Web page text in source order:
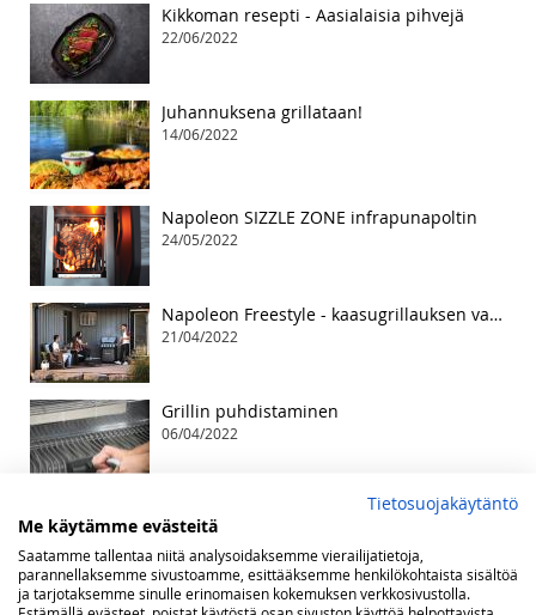
Kikkoman resepti - Aasialaisia pihvejä
22/06/2022
Juhannuksena grillataan!
14/06/2022
Napoleon SIZZLE ZONE infrapunapoltin
24/05/2022
Napoleon Freestyle - kaasugrillauksen vapaa tyyli
21/04/2022
Grillin puhdistaminen
06/04/2022
Tietosuojakäytäntö
Me käytämme evästeitä
Saatamme tallentaa niitä analysoidaksemme vierailijatietoja,
parannellaksemme sivustoamme, esittääksemme henkilökohtaista sisältöä
ja tarjotaksemme sinulle erinomaisen kokemuksen verkkosivustolla.